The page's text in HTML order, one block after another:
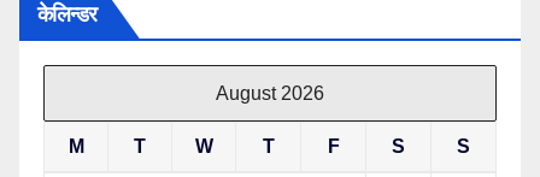
केलिन्डर
August 2026
M T W T F S S